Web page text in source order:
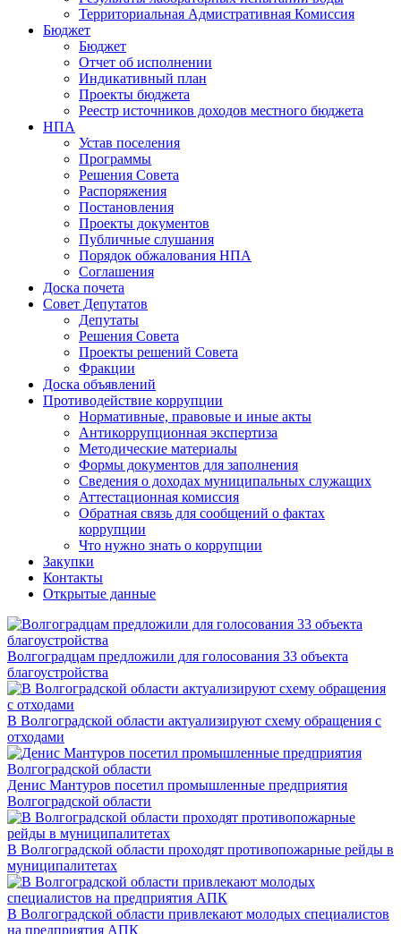
Территориальная Адмистративная Комиссия
Бюджет
Бюджет
Отчет об исполнении
Индикативный план
Проекты бюджета
Реестр источников доходов местного бюджета
НПА
Устав поселения
Программы
Решения Совета
Распоряжения
Постановления
Проекты документов
Публичные слушания
Порядок обжалования НПА
Соглашения
Доска почета
Совет Депутатов
Депутаты
Решения Совета
Проекты решений Совета
Фракции
Доска объявлений
Противодействие коррупции
Нормативные, правовые и иные акты
Антикоррупционная экспертиза
Методические материалы
Формы документов для заполнения
Сведения о доходах муниципальных служащих
Аттестационная комиссия
Обратная связь для сообщений о фактах
коррупции
Что нужно знать о коррупции
Закупки
Контакты
Открытые данные
Волгоградцам предложили для голосования 33 объекта
благоустройства
В Волгоградской области актуализируют схему обращения с
отходами
Денис Мантуров посетил промышленные предприятия
Волгоградской области
В Волгоградской области проходят противопожарные рейды в
муниципалитетах
В Волгоградской области привлекают молодых специалистов
на предприятия АПК